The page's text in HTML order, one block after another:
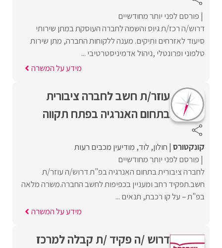
פורסם לפני יותר מחודשיים
דרוש/ה רכז/ת גיוס והשמה לחברה העוסקת במתן שירותי
סיעוד לאזרחים ותיקים. מענה ללקוחות החברה, מתן שירות
טלפוני ופרונטלי ,ניהול אדמיניסטרטיבי ...
מידע על המשרה
עוזר/ת חשב לחברה ציבורית
בתחום האנרגיה בפתח תקווה
קונקטורס חולון לוד מודיעין מכבים רעות
פורסם לפני יותר מחודשיים
לחברה ציבורית בתחום האנרגיה בפ"ת דרוש/ה עוזר/ת
חשב.תפקיד רחב ומעניין בכפיפות לחשב החברה.משרה מלאה
בפ"ת – על קו רכבת, תנאים ...
מידע על המשרה
דרוש /ה פקיד /ת קבלה למרכז